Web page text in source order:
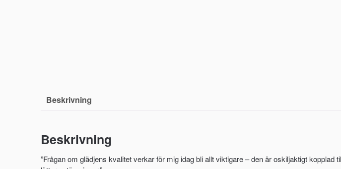
Beskrivning
Beskrivning
”Frågan om glädjens kvalitet verkar för mig idag bli allt viktigare – den är oskiljaktigt